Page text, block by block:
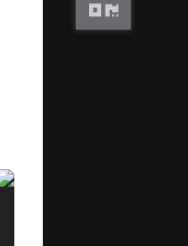
咨询